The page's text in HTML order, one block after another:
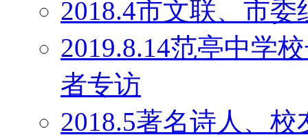
2018.4市文联、市
2019.8.14范亭中学
者专访
2018.5著名诗人、